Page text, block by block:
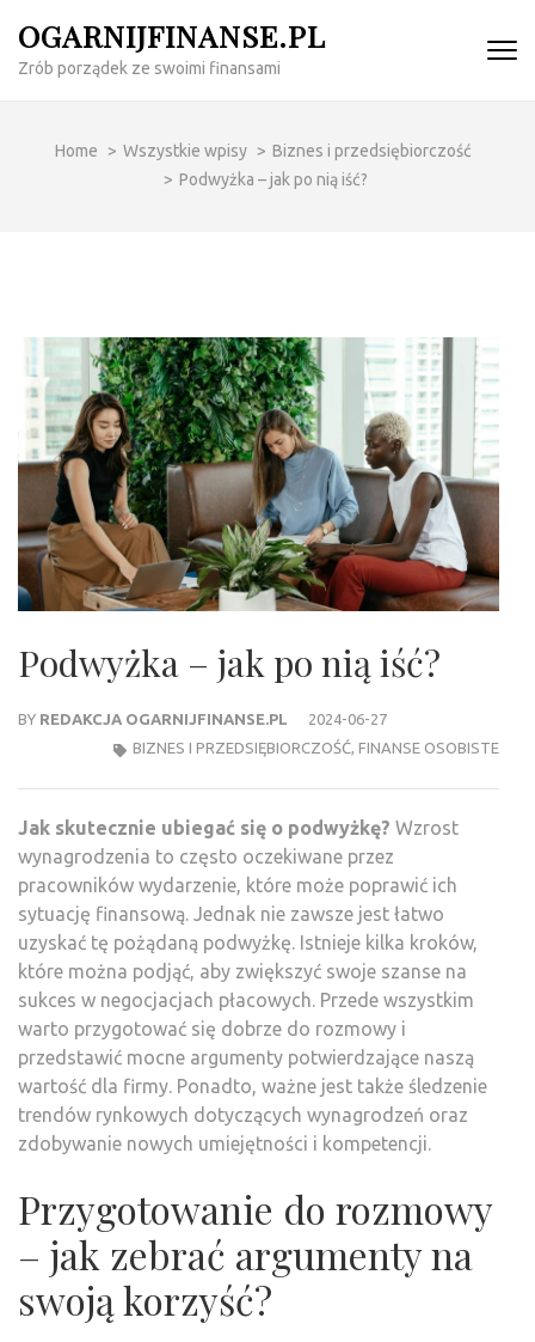
content
OGARNIJFINANSE.PL
Zrób porządek ze swoimi finansami
Home > Wszystkie wpisy > Biznes i przedsiębiorczość
> Podwyżka – jak po nią iść?
Podwyżka – jak po nią iść?
BY REDAKCJA OGARNIJFINANSE.PL
2024-06-27
BIZNES I PRZEDSIĘBIORCZOŚĆ, FINANSE OSOBISTE
Jak skutecznie ubiegać się o podwyżkę? Wzrost
wynagrodzenia to często oczekiwane przez
pracowników wydarzenie, które może poprawić ich
sytuację finansową. Jednak nie zawsze jest łatwo
uzyskać tę pożądaną podwyżkę. Istnieje kilka kroków,
które można podjąć, aby zwiększyć swoje szanse na
sukces w negocjacjach płacowych. Przede wszystkim
warto przygotować się dobrze do rozmowy i
przedstawić mocne argumenty potwierdzające naszą
wartość dla firmy. Ponadto, ważne jest także śledzenie
trendów rynkowych dotyczących wynagrodzeń oraz
zdobywanie nowych umiejętności i kompetencji.
Przygotowanie do rozmowy
– jak zebrać argumenty na
swoją korzyść?